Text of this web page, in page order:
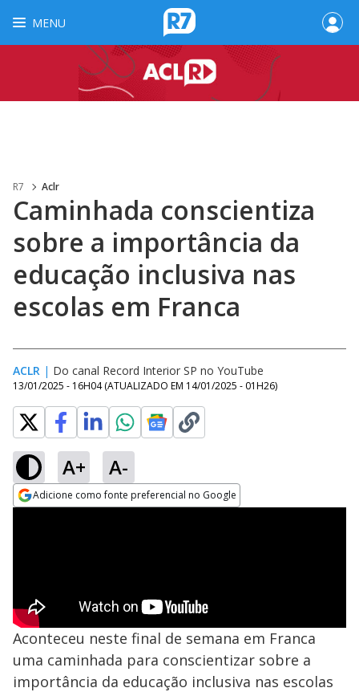
MENU
R7 Aclr
Caminhada conscientiza
sobre a importância da
educação inclusiva nas
escolas em Franca
ACLR | Do canal Record Interior SP no YouTube
13/01/2025 - 16H04 (ATUALIZADO EM 14/01/2025 - 01H26)
A+ A-
Adicione como fonte preferencial no Google
Aconteceu neste final de semana em Franca
uma caminhada para conscientizar sobre a
importância da educação inclusiva nas escolas